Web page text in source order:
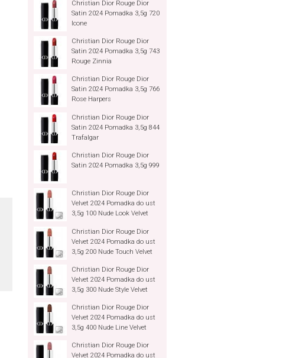
Christian Dior Rouge Dior
Satin 2024 Pomadka 3,5g 720
Icone
Christian Dior Rouge Dior
Satin 2024 Pomadka 3,5g 743
Rouge Zinnia
Christian Dior Rouge Dior
Satin 2024 Pomadka 3,5g 766
Rose Harpers
Christian Dior Rouge Dior
Satin 2024 Pomadka 3,5g 844
Trafalgar
Christian Dior Rouge Dior
Satin 2024 Pomadka 3,5g 999
Christian Dior Rouge Dior
Velvet 2024 Pomadka do ust
3,5g 100 Nude Look Velvet
Christian Dior Rouge Dior
Velvet 2024 Pomadka do ust
3,5g 200 Nude Touch Velvet
Christian Dior Rouge Dior
Velvet 2024 Pomadka do ust
3,5g 300 Nude Style Velvet
Christian Dior Rouge Dior
Velvet 2024 Pomadka do ust
3,5g 400 Nude Line Velvet
Christian Dior Rouge Dior
Velvet 2024 Pomadka do ust